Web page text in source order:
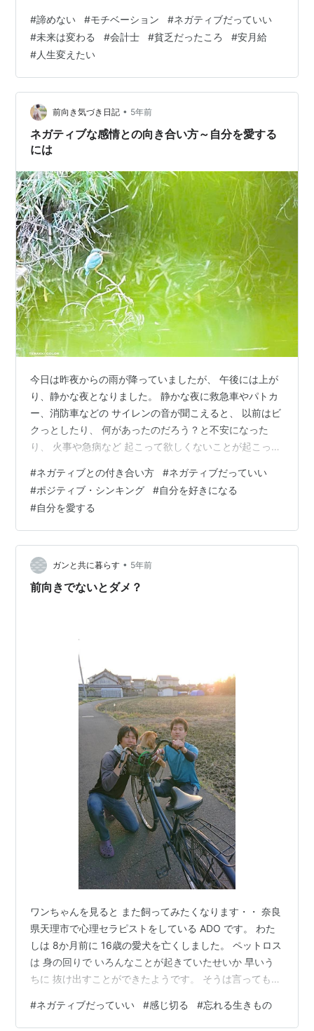
って 働いていたのですが 安月給で借金もあり 貧乏なOL
生活を送っていました そんな状況から どうしても脱却し
たくて 安定性があると言われていた アメリカの会計士の
資格を 取ることを決断 受験資格を満たすため まずは大
学に戻り 必要な単位を取ることから始まりました…
#諦めない #モチベーション #ネガティブだっていい
#未来は変わる #会計士 #貧乏だったころ #安月給
#人生変えたい
前向き気づき日記 • 5年前
ネガティブな感情との向き合い方～自分を愛する
には
今日は昨夜からの雨が降っていましたが、 午後には上が
り、静かな夜となりました。 静かな夜に救急車やパトカ
ー、消防車などの サイレンの音が聞こえると、 以前はビ
クっとしたり、 何があったのだろう？と不安になった
り、 火事や急病など 起こって欲しくないことが起こった
ながり、 痛みや恐れを感じていました。 でも今はサイレ
ンの音が聞こえると、 大変なことがあった人を 急いで助
けに行く人がいるのだなぁと その温かさを思ったり、 そ
んな優しいシステムがある社会、世界にいることを感
じ、 ありがたいなと感じます。 よくコップの水を見て、
まだ半分あると思うか…
#ネガティブとの付き合い方 #ネガティブだっていい
#ポジティブ・シンキング #自分を好きになる
#自分を愛する
ガンと共に暮らす • 5年前
前向きでないとダメ？
ワンちゃんを見ると また飼ってみたくなります・・ 奈良
県天理市で心理セラピストをしている ADO です。 わた
しは 8か月前に 16歳の愛犬を亡くしました。 ペットロス
は 身の回りで いろんなことが起きていたせいか 早いう
ちに 抜け出すことができたようです。 そうは言っても
ウロウロ 歩き回っているような そんな気がしてなりませ
#ネガティブだっていい #感じ切る #忘れる生きもの